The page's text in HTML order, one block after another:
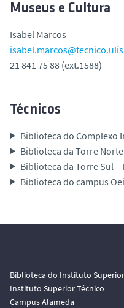
Museus e Cultura
Isabel Marcos
21 841 75 88 (ext.1588)
Técnicos
Biblioteca do Complexo
Biblioteca da Torre
Biblioteca da Torre Sul –
Biblioteca do campus
Biblioteca do Instituto Superior
Instituto Superior Técnico
Campus Alameda